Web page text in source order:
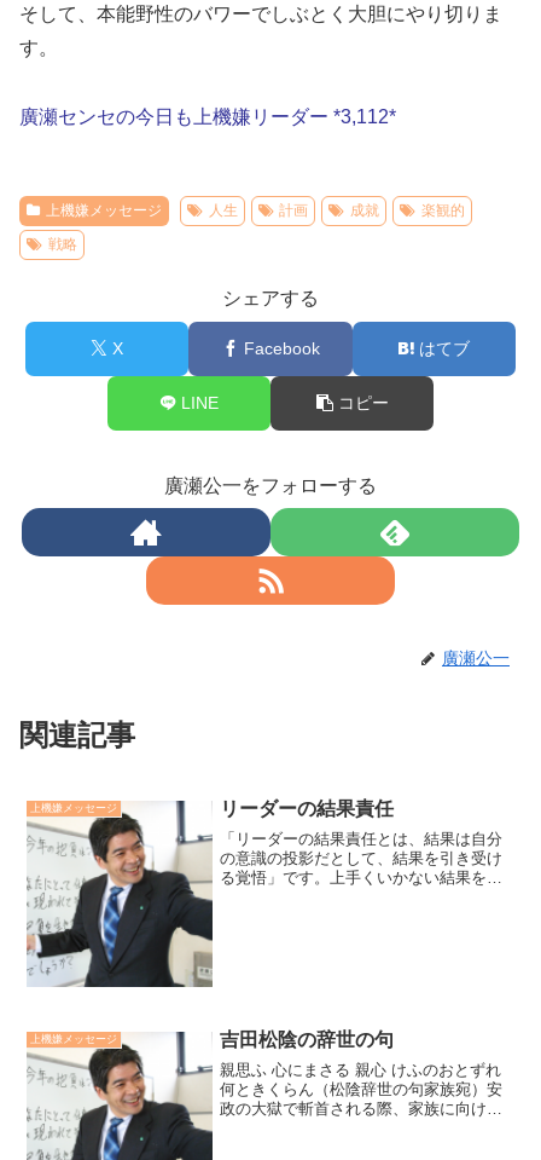
そして、本能野性のバワーでしぶとく大胆にやり切りま
す。
廣瀬センセの今日も上機嫌リーダー *3,112*
上機嫌メッセージ 人生 計画 成就
楽観的
戦略
シェアする
X Facebook はてブ
LINE コピー
廣瀬公一をフォローする
廣瀬公一
関連記事
上機嫌メッセージ リーダーの結果責任
「リーダーの結果責任とは、結果は自分
の意識の投影だとして、結果を引き受け
る覚悟」です。上手くいかない結果を、
上機嫌メッセージ 吉田松陰の辞世の句
親思ふ 心にまさる 親心 けふのおとずれ
何ときくらん（松陰辞世の句家族宛）安
政の大獄で斬首される際、家族に向けて